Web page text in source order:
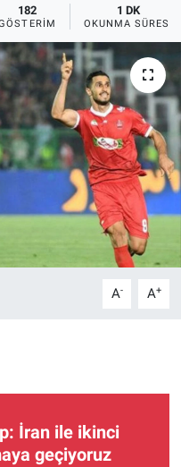
182 1 DK
OKUNMA SÜRESI
A- A+
İran ile ikinci
geçiyoruz